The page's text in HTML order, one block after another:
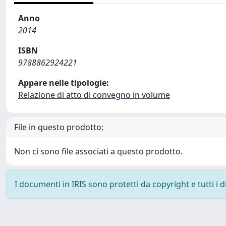
Anno
2014
ISBN
9788862924221
Appare nelle tipologie:
Relazione di atto di convegno in volume
File in questo prodotto:
Non ci sono file associati a questo prodotto.
I documenti in IRIS sono protetti da copyright e tutti i